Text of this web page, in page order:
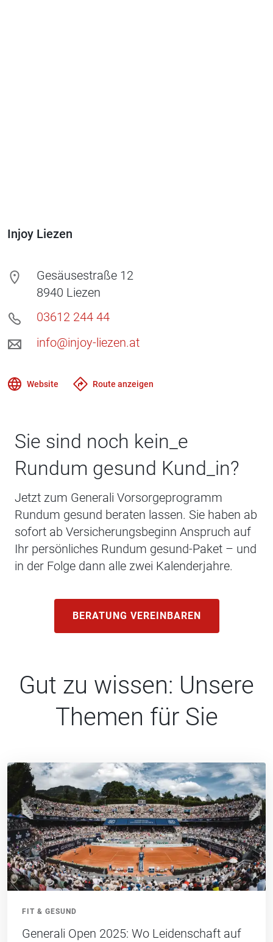
Injoy Liezen
Gesäusestraße 12
8940 Liezen
03612 244 44
info@injoy-liezen.at
Website Route anzeigen
Sie sind noch kein_e
Rundum gesund Kund_in?
Jetzt zum Generali Vorsorgeprogramm
Rundum gesund beraten lassen. Sie haben ab
sofort ab Versicherungsbeginn Anspruch auf
Ihr persönliches Rundum gesund-Paket – und
in der Folge dann alle zwei Kalenderjahre.
BERATUNG VEREINBAREN
Gut zu wissen: Unsere
Themen für Sie
FIT & GESUND
Generali Open 2025: Wo Leidenschaft auf